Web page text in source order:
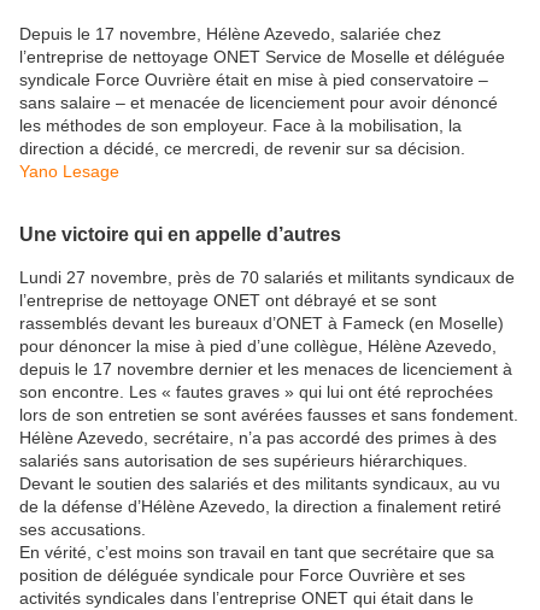
Depuis le 17 novembre, Hélène Azevedo, salariée chez
l’entreprise de nettoyage ONET Service de Moselle et déléguée
syndicale Force Ouvrière était en mise à pied conservatoire –
sans salaire – et menacée de licenciement pour avoir dénoncé
les méthodes de son employeur. Face à la mobilisation, la
direction a décidé, ce mercredi, de revenir sur sa décision.
Yano Lesage
Une victoire qui en appelle d’autres
Lundi 27 novembre, près de 70 salariés et militants syndicaux de
l’entreprise de nettoyage ONET ont débrayé et se sont
rassemblés devant les bureaux d’ONET à Fameck (en Moselle)
pour dénoncer la mise à pied d’une collègue, Hélène Azevedo,
depuis le 17 novembre dernier et les menaces de licenciement à
son encontre. Les « fautes graves » qui lui ont été reprochées
lors de son entretien se sont avérées fausses et sans fondement.
Hélène Azevedo, secrétaire, n’a pas accordé des primes à des
salariés sans autorisation de ses supérieurs hiérarchiques.
Devant le soutien des salariés et des militants syndicaux, au vu
de la défense d’Hélène Azevedo, la direction a finalement retiré
ses accusations.
En vérité, c’est moins son travail en tant que secrétaire que sa
position de déléguée syndicale pour Force Ouvrière et ses
activités syndicales dans l’entreprise ONET qui était dans le